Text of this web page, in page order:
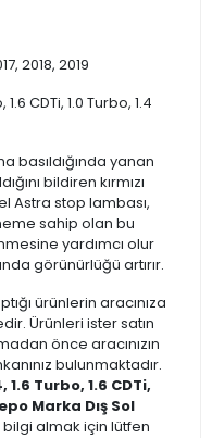
2018, 2019
1.6 CDTi, 1.0 Turbo, 1.4
basıldığında yanan
bildiren kırmızı
Astra stop lambası,
sahip olan bu
yardımcı olur
görünürlüğü artırır.
ürünlerin aracınıza
Ürünleri ister satın
önce aracınızın
bulunmaktadır.
1.6 Turbo, 1.6 CDTi,
Marka Dış Sol
bilgi almak için lütfen